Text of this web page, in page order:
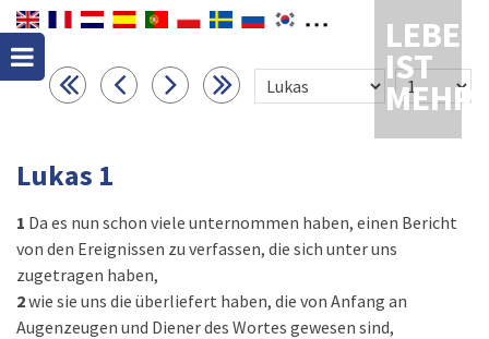
LEBEN
IST
MEHR
Lukas 1
1 Da es nun schon viele unternommen haben, einen Bericht
von den Ereignissen zu verfassen, die sich unter uns
zugetragen haben,
2wie sie uns die überliefert haben, die von Anfang an
Augenzeugen und Diener des Wortes gewesen sind,